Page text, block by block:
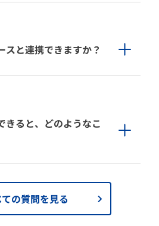
スと連携できますか？
きると、どのようなこ
の質問を見る